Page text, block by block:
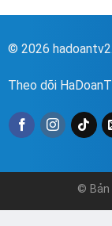
© 2026
Theo dõi
© Bản